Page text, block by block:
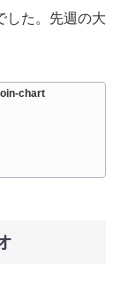
した。先週の大
chart